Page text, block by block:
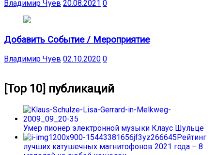
Владимир Чуев 20.08.2021 0
Добавить Событие / Мероприятие
Владимир Чуев 02.10.2020 0
[Top 10] публикаций
Умер пионер электронной музыки Клаус Шульце
Рейтинг
лучших катушечных магнитофонов 2021 года – 8